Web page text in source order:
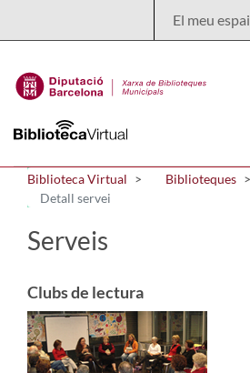
El meu espai
Biblioteca Virtual Biblioteques
Detall servei
Serveis
Clubs de lectura